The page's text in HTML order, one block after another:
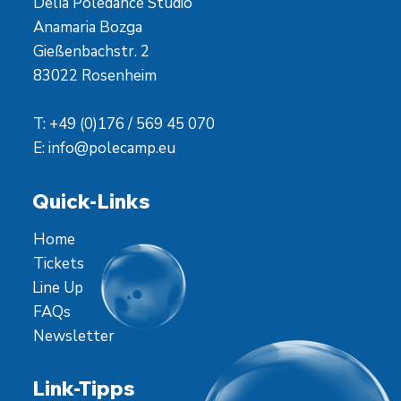
Anamaria Bozga
Gießenbachstr. 2
83022 Rosenheim
T: +49 (0)176 / 569 45 070
E:info@polecamp.eu
Quick-Links
Home
Tickets
Line Up
FAQs
Newsletter
Link-Tipps